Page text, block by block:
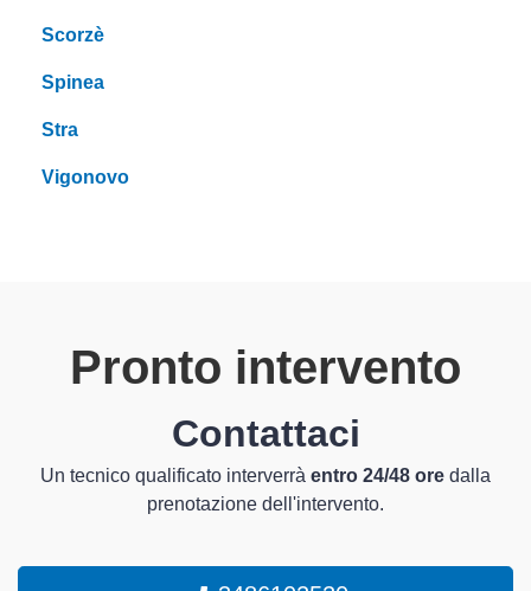
Scorzè
Spinea
Stra
Vigonovo
Pronto intervento
Contattaci
Un tecnico qualificato interverrà entro 24/48 ore dalla
prenotazione dell'intervento.